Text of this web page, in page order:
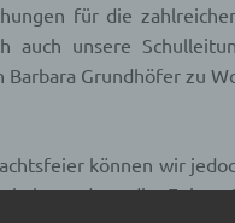
für die
auch unsere
Grundhöfer zu
können wir
haben, dass die Feier